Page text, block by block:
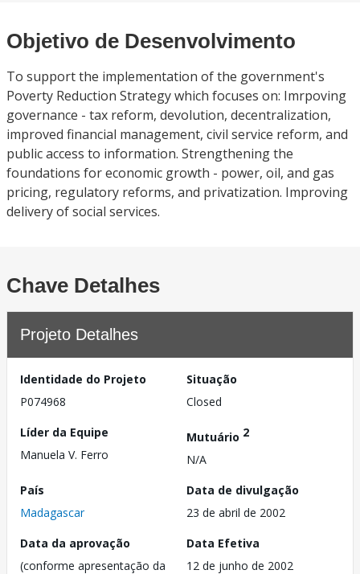
Objetivo de Desenvolvimento
To support the implementation of the government's
Poverty Reduction Strategy which focuses on: Imrpoving
governance - tax reform, devolution, decentralization,
improved financial management, civil service reform, and
public access to information. Strengthening the
foundations for economic growth - power, oil, and gas
pricing, regulatory reforms, and privatization. Improving
delivery of social services.
Chave Detalhes
Projeto Detalhes
Identidade do Projeto
P074968
Situação
Closed
Líder da Equipe
Manuela V. Ferro
Mutuário 2
N/A
País
Madagascar
Data de divulgação
23 de abril de 2002
Data da aprovação
(conforme apresentação da
Data Efetiva
12 de junho de 2002